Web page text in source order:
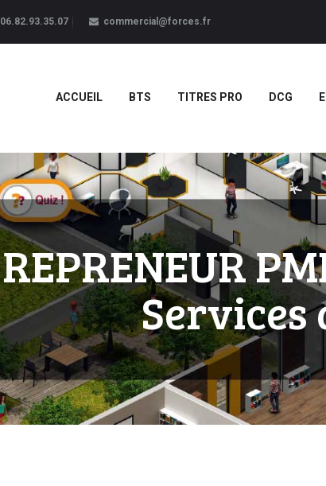
06.82.93.35.07 commercial@forces.fr
ACCUEIL BTS TITRES PRO DCG
REPRENEUR
BTS
DCG
MARQUE